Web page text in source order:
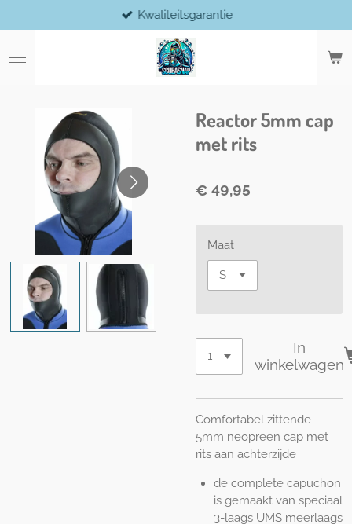
direct
naar
de
Kwaliteitsgarantie
Reactor 5mm cap
met rits
€ 49,95
Maat
In
winkelwagen
Comfortabel zittende
5mm neopreen cap met
rits aan achterzijde
de complete capuchon
is gemaakt van speciaal
3-laags UMS meerlaags